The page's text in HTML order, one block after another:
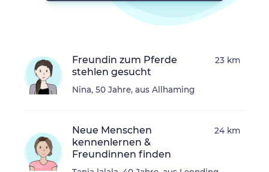
Freundin zum Pferde
stehlen gesucht
Nina, 50 Jahre, aus Allhaming
23 km
Neue Menschen
kennenlernen &
Freundinnen finden
24 km